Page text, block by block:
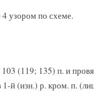
узором по схеме.
(119; 135) п. и
1-й (изн.) р. кром. п.